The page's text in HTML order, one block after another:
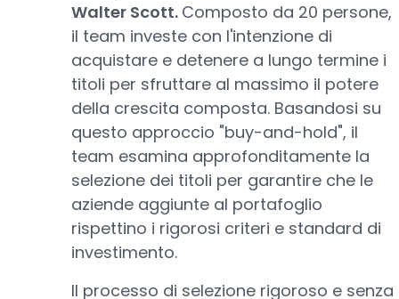
Walter Scott. Composto da 20 persone,
il team investe con l'intenzione di
acquistare e detenere a lungo termine i
titoli per sfruttare al massimo il potere
della crescita composta. Basandosi su
questo approccio "buy-and-hold", il
team esamina approfonditamente la
selezione dei titoli per garantire che le
aziende aggiunte al portafoglio
rispettino i rigorosi criteri e standard di
investimento.
Il processo di selezione rigoroso e senza